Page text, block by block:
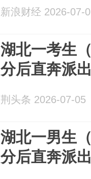
新浪财经 2026-07-
湖北一考生
分后直奔派
荆头条 2026-07-05
湖北一男生
分后直奔派